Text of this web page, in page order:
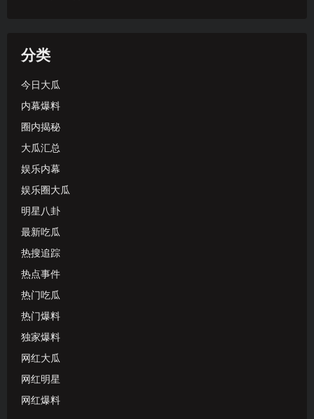
分类
今日大瓜
内幕爆料
圈内揭秘
大瓜汇总
娱乐内幕
娱乐圈大瓜
明星八卦
最新吃瓜
热搜追踪
热点事件
热门吃瓜
热门爆料
独家爆料
网红大瓜
网红明星
网红爆料